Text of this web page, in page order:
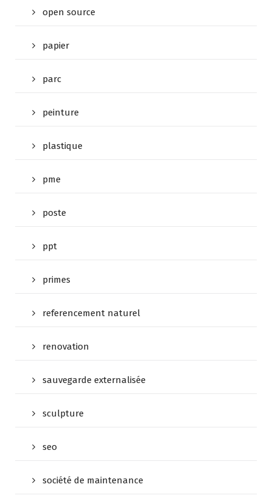
open source
papier
parc
peinture
plastique
pme
poste
ppt
primes
referencement naturel
renovation
sauvegarde externalisée
sculpture
seo
société de maintenance